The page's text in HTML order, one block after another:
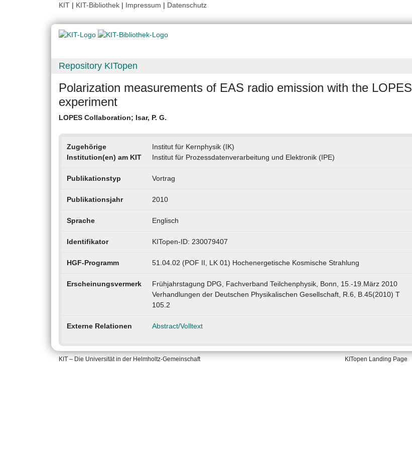
KIT | KIT-Bibliothek | Impressum | Datenschutz
Repository KITopen
Polarization measurements of EAS radio emission with the LOPES
experiment
LOPES Collaboration; Isar, P. G.
Zugehörige
Institution(en) am KIT
Institut für Kernphysik (IK)
Institut für Prozessdatenverarbeitung und Elektronik (IPE)
Publikationstyp Vortrag
Publikationsjahr 2010
Sprache Englisch
Identifikator KITopen-ID: 230079407
HGF-Programm 51.04.02 (POF II, LK 01) Hochenergetische Kosmische Strahlung
Erscheinungsvermerk
Frühjahrstagung DPG, Fachverband Teilchenphysik, Bonn, 15.-19.März 2010
Verhandlungen der Deutschen Physikalischen Gesellschaft, R.6, B.45(2010) T
105.2
Externe Relationen Abstract/Volltext
KIT – Die Universität in der Helmholtz-Gemeinschaft KITopen Landing Page